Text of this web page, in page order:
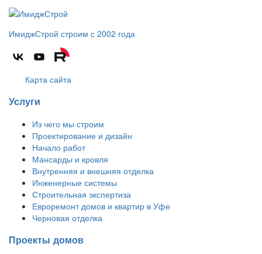
ИмиджСтрой строим с 2002 года
Карта сайта
Услуги
Из чего мы строим
Проектирование и дизайн
Начало работ
Мансарды и кровля
Внутренняя и внешняя отделка
Инженерные системы
Строительная экспертиза
Евроремонт домов и квартир в Уфе
Черновая отделка
Проекты домов